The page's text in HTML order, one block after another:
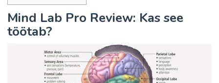
Mind Lab Pro Review: Kas see
töötab?